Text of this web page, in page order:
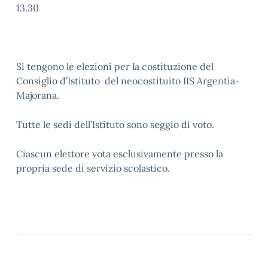
13.30
Si tengono le elezioni per la costituzione del
Consiglio d’Istituto del neocostituito IIS Argentia-
Majorana.
Tutte le sedi dell’Istituto sono seggio di voto.
Ciascun elettore vota esclusivamente presso la
propria sede di servizio scolastico.